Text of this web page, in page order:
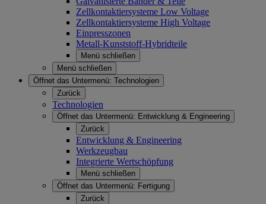
Zellkontaktiersysteme Low Voltage
Zellkontaktiersysteme High Voltage
Einpresszonen
Metall-Kunststoff-Hybridteile
Menü schließen
Menü schließen
Öffnet das Untermenü: Technologien
Zurück
Technologien
Öffnet das Untermenü: Entwicklung & Engineering
Zurück
Entwicklung & Engineering
Werkzeugbau
Integrierte Wertschöpfung
Menü schließen
Öffnet das Untermenü: Fertigung
Zurück